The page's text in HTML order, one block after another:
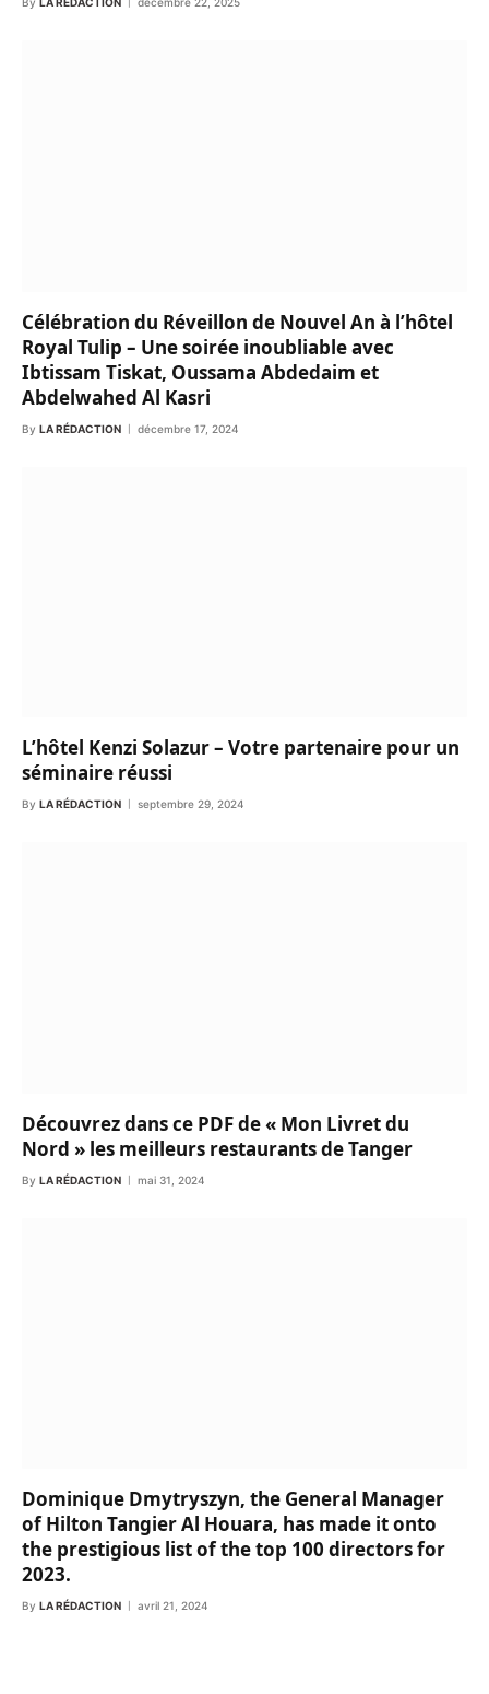
Célébration du Réveillon de Nouvel An à l’hôtel
Royal Tulip – Une soirée inoubliable avec
Ibtissam Tiskat, Oussama Abdedaim et
Abdelwahed Al Kasri
By LA RÉDACTION décembre 17, 2024
L’hôtel Kenzi Solazur – Votre partenaire pour un
séminaire réussi
By LA RÉDACTION septembre 29, 2024
Découvrez dans ce PDF de « Mon Livret du
Nord » les meilleurs restaurants de Tanger
By LA RÉDACTION mai 31, 2024
Dominique Dmytryszyn, the General Manager
of Hilton Tangier Al Houara, has made it onto
the prestigious list of the top 100 directors for
2023.
By LA RÉDACTION avril 21, 2024